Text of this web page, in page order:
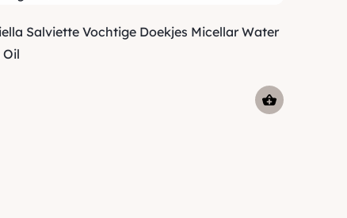
Salviette Vochtige Doekjes Micellar Water